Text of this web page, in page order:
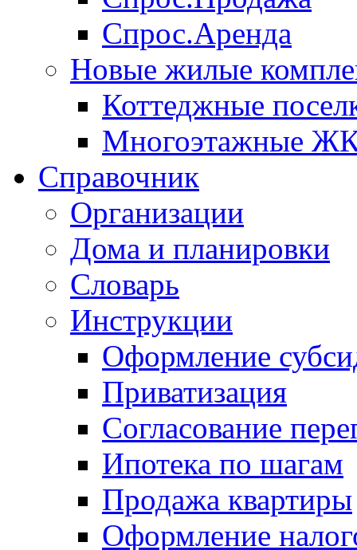
Спрос.Аренда
Новые жилые
Коттеджные
Многоэтажные
Справочник
Организации
Дома и планировки
Словарь
Инструкции
Оформление
Приватизация
Согласование
Ипотека по шагам
Продажа квартиры
Оформление